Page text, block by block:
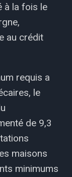
à la fois le
au crédit
requis a
le
de 9,3
maisons
minimums